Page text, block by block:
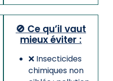
🚫 Ce qu’il vaut
mieux éviter :
❌ Insecticides
chimiques non